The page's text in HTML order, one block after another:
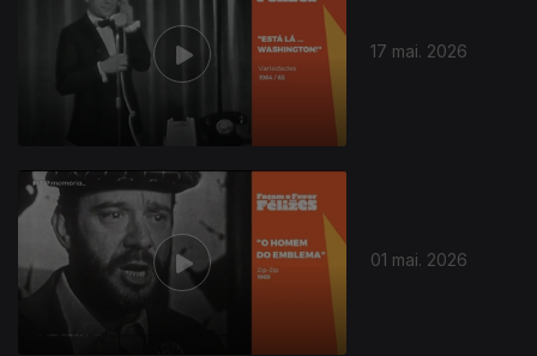
17 mai. 2026
01 mai. 2026